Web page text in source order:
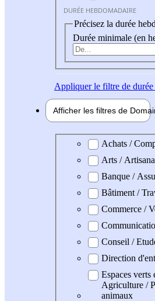
DURÉE HEBDOMADAIRE
Précisez la durée
Durée minimale (en
Appliquerle filtre de durée
Afficher les filtres de
Domaine professionel
Achats /
Arts /
Banque /
Bâtiment /
Commerce /
Conseil /
Direction
Espaces verts
Agriculture /
animaux